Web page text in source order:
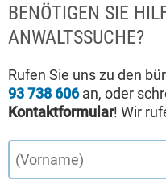
BENÖTIGEN SIE
ANWALTSSUCHE?
Rufen Sie uns zu den
93 738 606an, oder
Kontaktformular! Wir